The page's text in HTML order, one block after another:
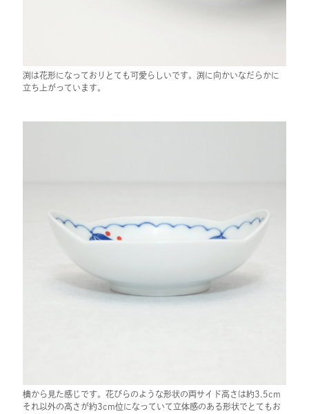
渕は花形になっておりとても可愛らしいです。渕に向かいなだらかに
立ち上がっています。
横から見た感じです。花びらのような形状の両サイド高さは約3.5cm
それ以外の高さが約3cm位になっていて立体感のある形状でとてもお